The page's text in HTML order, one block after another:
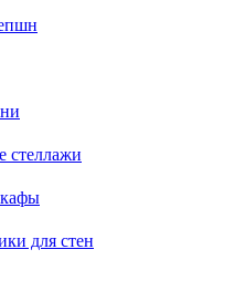
стеллажи
для стен